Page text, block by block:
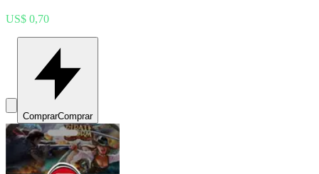
US$ 0,70
ComprarComprar